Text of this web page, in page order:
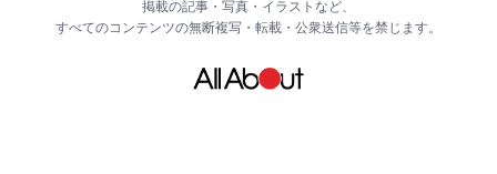
掲載の記事・写真・イラストなど、
すべてのコンテンツの無断複写・転載・公衆送信等を禁じます。